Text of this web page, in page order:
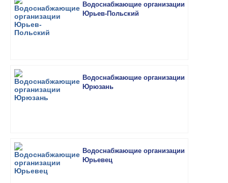
Водоснабжающие организации
Юрьев-Польский
Водоснабжающие организации
Юрюзань
Водоснабжающие организации
Юрьевец